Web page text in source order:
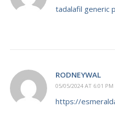
tadalafil generic
RODNEYWAL
05/05/2024 AT 6:01 PM
https://